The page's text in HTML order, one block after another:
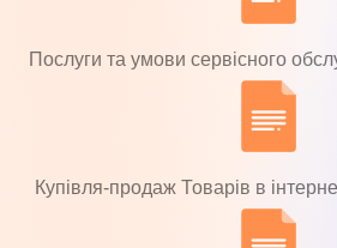
Послуги та умови сервісного
Купівля-продаж Товарів в